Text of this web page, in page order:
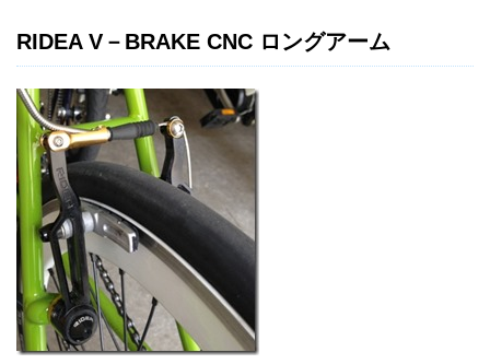
RIDEA V－BRAKE CNC ロングアーム